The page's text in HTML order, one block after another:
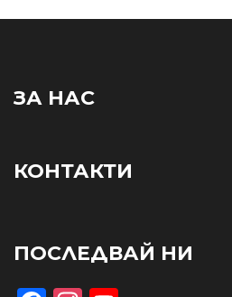
ЗА НАС
КОНТАКТИ
ПОСЛЕДВАЙ НИ